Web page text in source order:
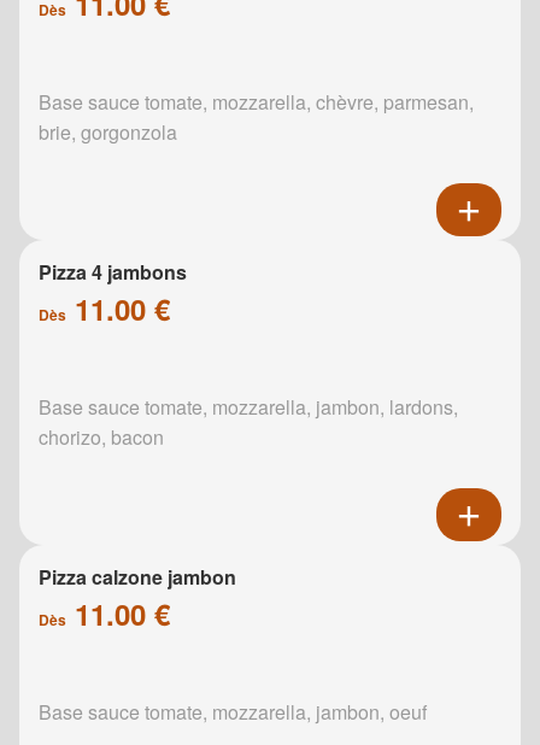
Dès
Base sauce tomate, mozzarella, chèvre, parmesan,
brie, gorgonzola
Pizza 4 jambons
Dès 11.00 €
Base sauce tomate, mozzarella, jambon, lardons,
chorizo, bacon
Pizza calzone jambon
Dès 11.00 €
Base sauce tomate, mozzarella, jambon, oeuf